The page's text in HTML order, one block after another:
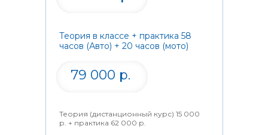
Теория в классе + практика 58
часов (Авто) + 20 часов (мото)
79 000 р.
Теория (дистанционный курс) 15 000
р. + практика 62 000 р.